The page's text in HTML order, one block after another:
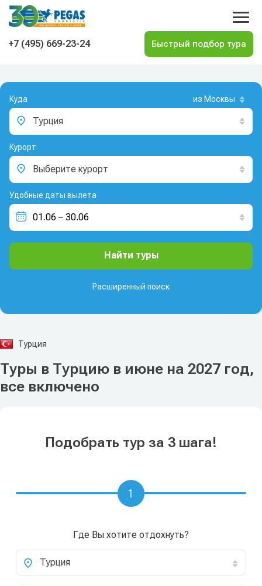
На главную
+7 (495) 669-23-24
Куда из Москвы
Турция
Курорт
Выберите курорт
Удобные даты вылета
Расширенный поиск
Найти туры
Турция
Туры в Турцию в июне на 2027 год,
все включено
Подобрать тур за 3 шага!
Где Вы хотите отдохнуть?
Турция
1